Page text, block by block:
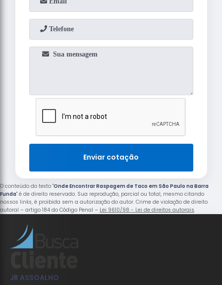
Enviar cotação
O conteúdo do texto "Onde Encontrar Raspagem de Taco em São Paulo na Barra
Funda" é de direito reservado. Sua reprodução, parcial ou total, mesmo citando
nossos links, é proibida sem a autorização do autor. Crime de violação de direito
autoral – artigo 184 do Código Penal – Lei 9610/98 - Lei de direitos autorais.
JR ASSOALHO